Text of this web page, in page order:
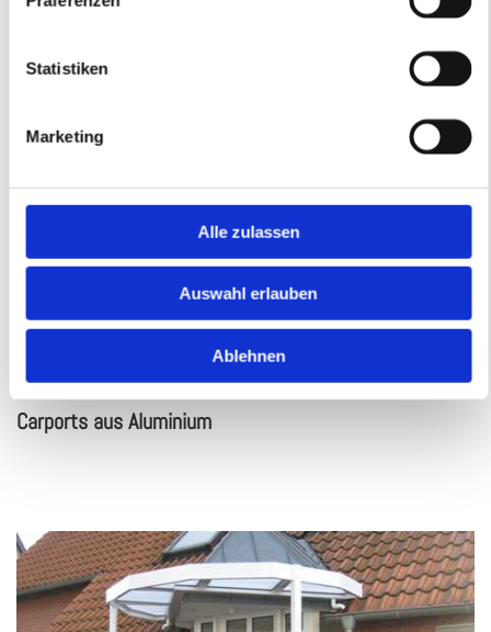
Statistiken
Marketing
Alle zulassen
Auswahl erlauben
Ablehnen
Car­ports aus Alu­mi­ni­um